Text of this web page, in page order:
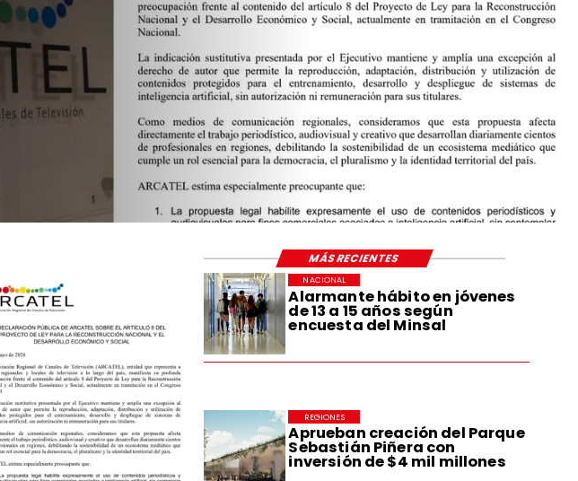
Alarmante hábito en jóvenes
de 13 a 15 años según
encuesta del Minsal
NACIONAL
Aprueban creación del Parque
Sebastián Piñera con
inversión de $4 mil millones
REGIONES
MÁS RECIENTES